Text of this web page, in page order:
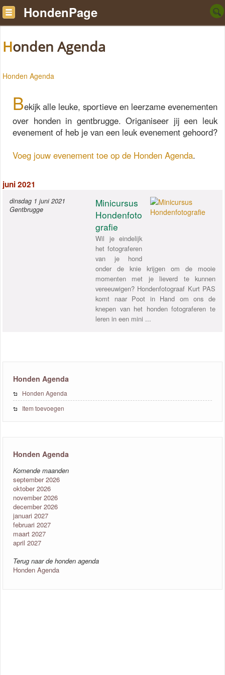
HondenPage
Honden Agenda
Honden Agenda
Bekijk alle leuke, sportieve en leerzame evenementen
over honden in gentbrugge. Origaniseer jij een leuk
evenement of heb je van een leuk evenement gehoord?
Voeg jouw evenement toe op de Honden Agenda.
juni 2021
dinsdag 1 juni 2021
Gentbrugge
Minicursus
Hondenfoto
grafie
Wil je eindelijk
het fotograferen
van je hond
onder de knie krijgen om de mooie
momenten met je lieverd te kunnen
vereeuwigen? Hondenfotograaf Kurt PAS
komt naar Poot in Hand om ons de
knepen van het honden fotograferen te
leren in een mini ...
Honden Agenda
Honden Agenda
Item toevoegen
Honden Agenda
Komende maanden
september 2026
oktober 2026
november 2026
december 2026
januari 2027
februari 2027
maart 2027
april 2027
Terug naar de honden agenda
Honden Agenda